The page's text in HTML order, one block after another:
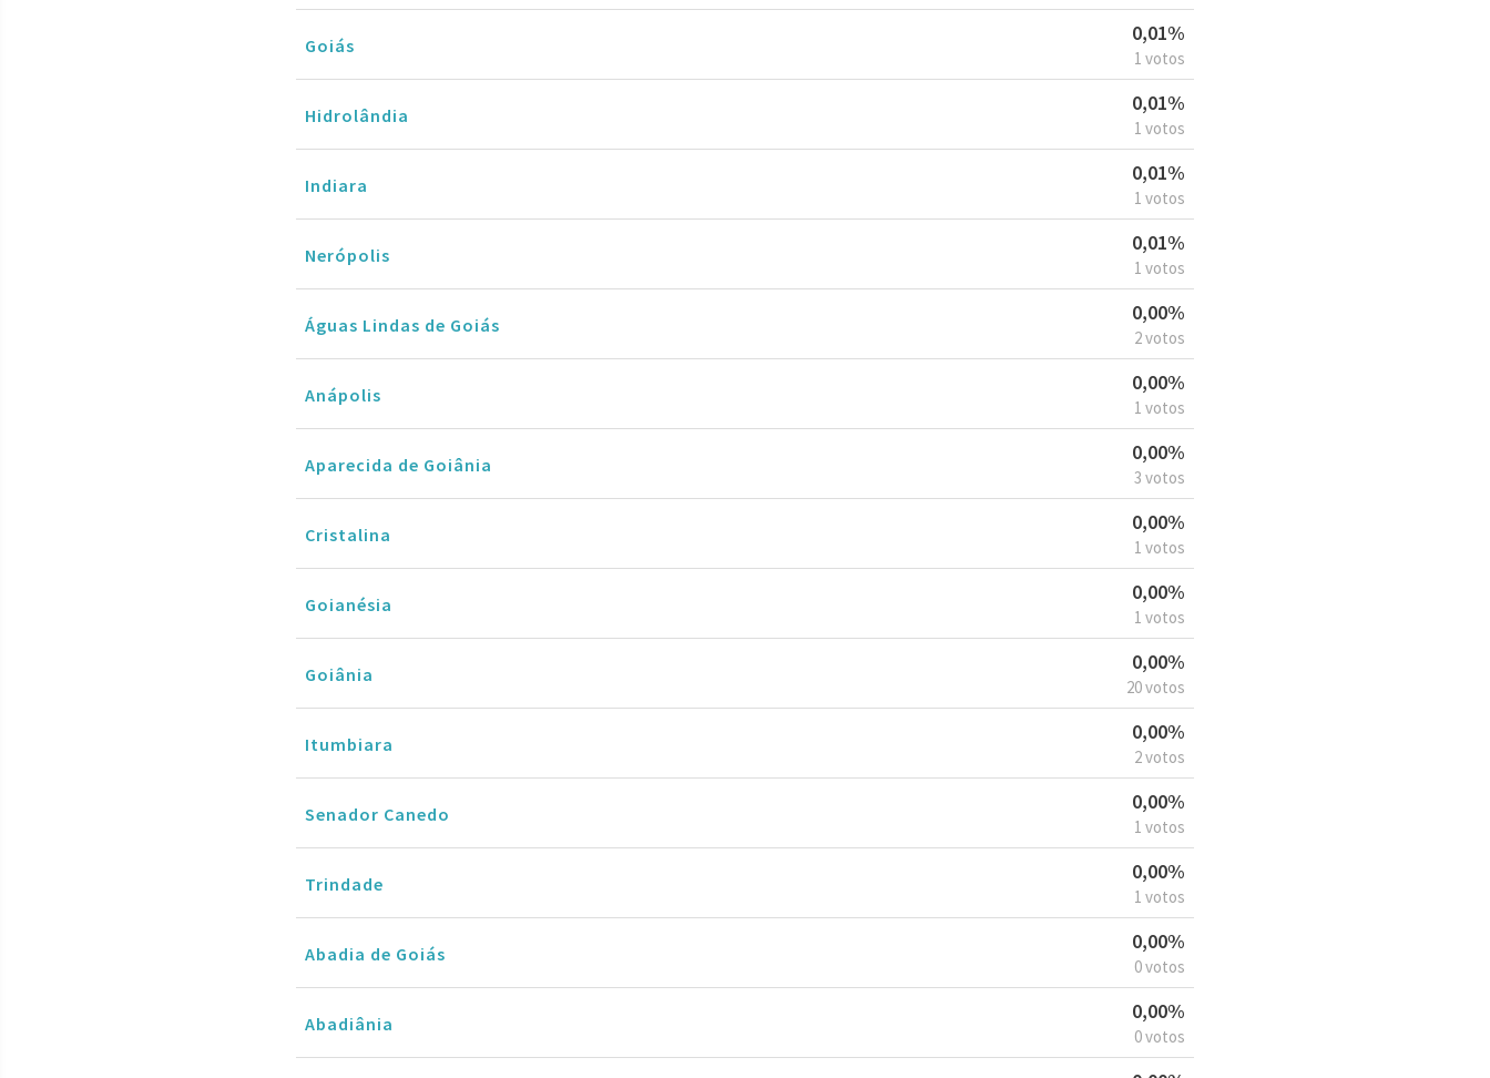
Goiás
0,01%
1 votos
Hidrolândia
0,01%
1 votos
Indiara
0,01%
1 votos
Nerópolis
0,01%
1 votos
Águas Lindas de Goiás
0,00%
2 votos
Anápolis
0,00%
1 votos
Aparecida de Goiânia
0,00%
3 votos
Cristalina
0,00%
1 votos
Goianésia
0,00%
1 votos
Goiânia
0,00%
20 votos
Itumbiara
0,00%
2 votos
Senador Canedo
0,00%
1 votos
Trindade
0,00%
1 votos
Abadia de Goiás
0,00%
0 votos
Abadiânia
0,00%
0 votos